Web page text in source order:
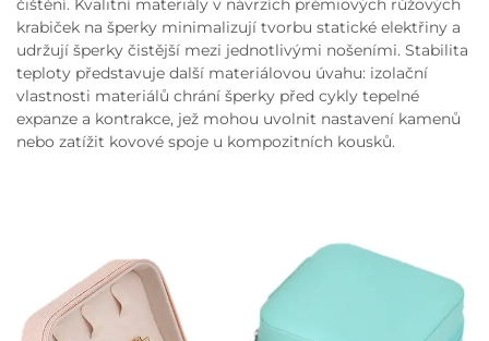
čištění. Kvalitní materiály v návrzích prémiových růžových
krabiček na šperky minimalizují tvorbu statické elektřiny a
udržují šperky čistější mezi jednotlivými nošeními. Stabilita
teploty představuje další materiálovou úvahu: izolační
vlastnosti materiálů chrání šperky před cykly tepelné
expanze a kontrakce, jež mohou uvolnit nastavení kamenů
nebo zatížit kovové spoje u kompozitních kousků.